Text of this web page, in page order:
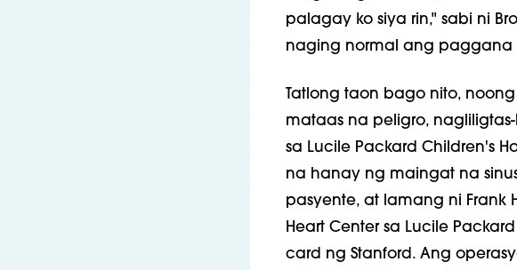
palagay ko siya rin," sabi ni
naging normal ang paggana
Tatlong taon bago nito,
mataas na peligro,
sa Lucile Packard Children's
na hanay ng maingat na
pasyente, at lamang ni Frank
Heart Center sa Lucile
card ng Stanford. Ang